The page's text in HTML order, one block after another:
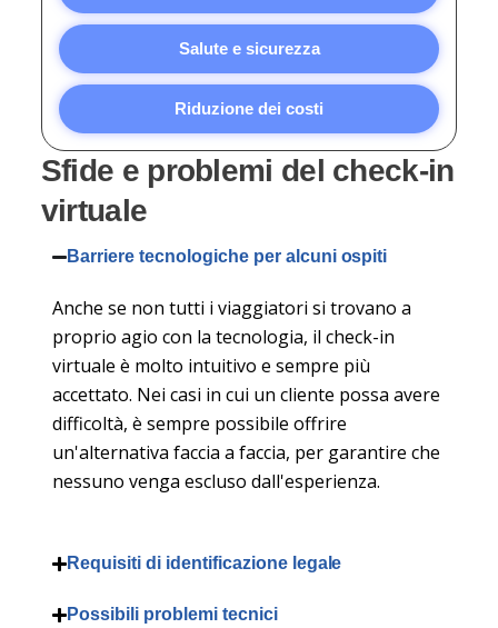
Salute e sicurezza
Riduzione dei costi
Sfide e problemi del check-in
virtuale
Barriere tecnologiche per alcuni ospiti
Anche se non tutti i viaggiatori si trovano a
proprio agio con la tecnologia, il check-in
virtuale è molto intuitivo e sempre più
accettato. Nei casi in cui un cliente possa avere
difficoltà, è sempre possibile offrire
un'alternativa faccia a faccia, per garantire che
nessuno venga escluso dall'esperienza.
Requisiti di identificazione legale
Possibili problemi tecnici